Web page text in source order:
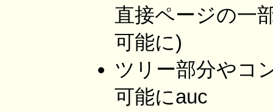
直接ページの一
可能に)
ツリー部分やコ
可能にauc